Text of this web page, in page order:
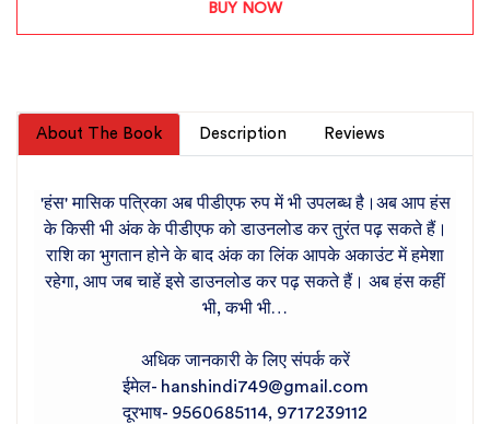
BUY NOW
About The Book Description Reviews
'हंस' मासिक पत्रिका अब पीडीएफ रुप में भी उपलब्ध है।अब आप हंस
के किसी भी अंक के पीडीएफ को डाउनलोड कर तुरंत पढ़ सकते हैं।
राशि का भुगतान होने के बाद अंक का लिंक आपके अकाउंट में हमेशा
रहेगा, आप जब चाहें इसे डाउनलोड कर पढ़ सकते हैं। अब हंस कहीं
भी, कभी भी…
अधिक जानकारी के लिए संपर्क करें
ईमेल- hanshindi749@gmail.com
दूरभाष- 9560685114, 9717239112